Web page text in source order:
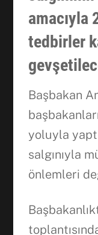
amacıyla
tedbirler
Başbakan
yoluyla
salgınıyla
önlemleri